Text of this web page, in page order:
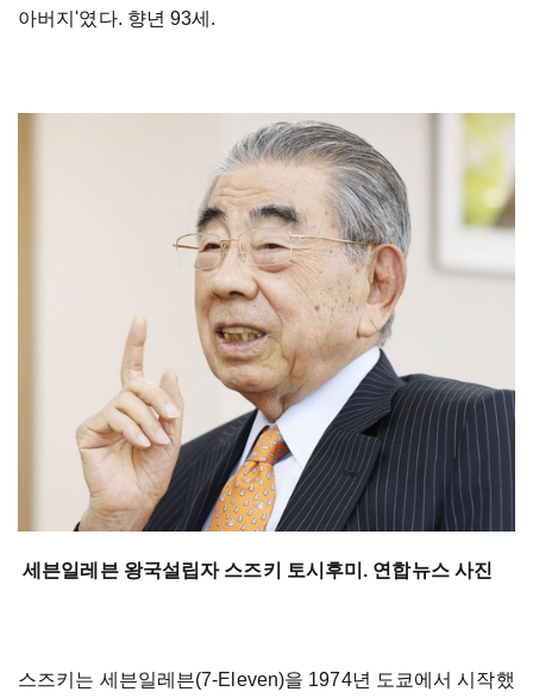
아버지'였다. 향년 93세.
세븐일레븐 왕국설립자 스즈키 토시후미. 연합뉴스 사진
스즈키는 세븐일레븐(7-Eleven)을 1974년 도쿄에서 시작했